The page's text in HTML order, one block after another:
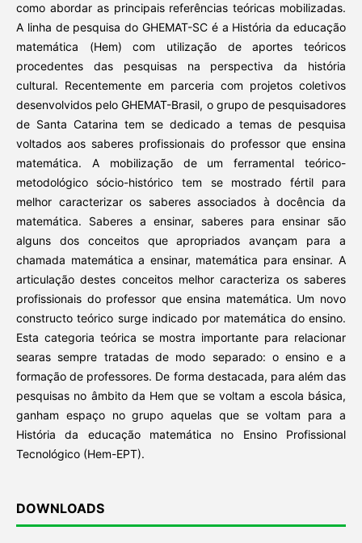
como abordar as principais referências teóricas mobilizadas.
A linha de pesquisa do GHEMAT-SC é a História da educação
matemática (Hem) com utilização de aportes teóricos
procedentes das pesquisas na perspectiva da história
cultural. Recentemente em parceria com projetos coletivos
desenvolvidos pelo GHEMAT-Brasil, o grupo de pesquisadores
de Santa Catarina tem se dedicado a temas de pesquisa
voltados aos saberes profissionais do professor que ensina
matemática. A mobilização de um ferramental teórico-
metodológico sócio-histórico tem se mostrado fértil para
melhor caracterizar os saberes associados à docência da
matemática. Saberes a ensinar, saberes para ensinar são
alguns dos conceitos que apropriados avançam para a
chamada matemática a ensinar, matemática para ensinar. A
articulação destes conceitos melhor caracteriza os saberes
profissionais do professor que ensina matemática. Um novo
constructo teórico surge indicado por matemática do ensino.
Esta categoria teórica se mostra importante para relacionar
searas sempre tratadas de modo separado: o ensino e a
formação de professores. De forma destacada, para além das
pesquisas no âmbito da Hem que se voltam a escola básica,
ganham espaço no grupo aquelas que se voltam para a
História da educação matemática no Ensino Profissional
Tecnológico (Hem-EPT).
DOWNLOADS